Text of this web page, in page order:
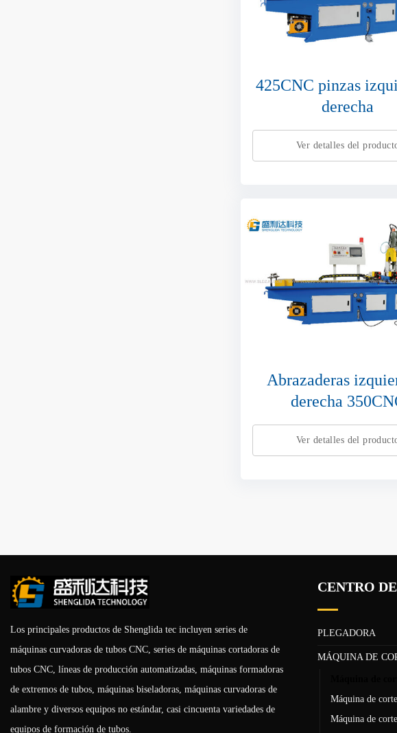
425CNC pinzas
derecha
Ver detalles del
Abrazaderas
derecha
Ver detalles del
Los principales productos de Shenglida tec incluyen series de
máquinas curvadoras de tubos CNC, series de máquinas cortadoras de
tubos CNC, líneas de producción automatizadas, máquinas formadoras
de extremos de tubos, máquinas biseladoras, máquinas curvadoras de
alambre y diversos equipos no estándar, casi cincuenta variedades de
equipos de formación de tubos.
CENTRO
PLEGADORA
MÁQUINA DE
Máquina de
Máquina de